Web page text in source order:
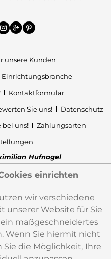
unsere Kunden
Kontaktformular
Sie uns!
Datenschutz
bei uns!
Zahlungsarten
Hufnagel
einrichten
wir verschiedene
unserer Website für Sie
maßgeschneidertes
Wenn Sie hiermit nicht
die Möglichkeit, Ihre